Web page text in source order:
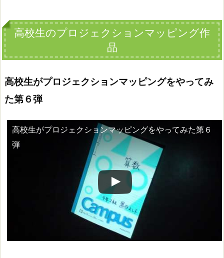
高校生のプロジェクションマッピング作
品
高校生がプロジェクションマッピングをやってみ
た第６弾
高校生がプロジェクションマッピングをやってみた第６
弾
この動画を YouTube で視聴